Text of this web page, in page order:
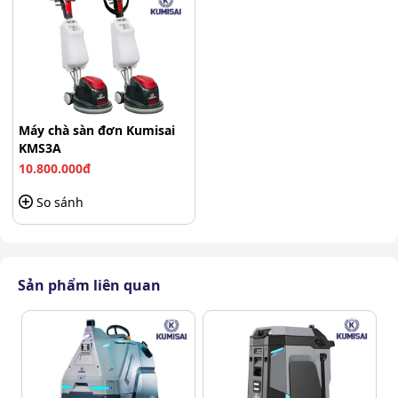
Máy chà sàn đơn Kumisai
KMS3A
10.800.000đ
So sánh
Sản phẩm liên quan